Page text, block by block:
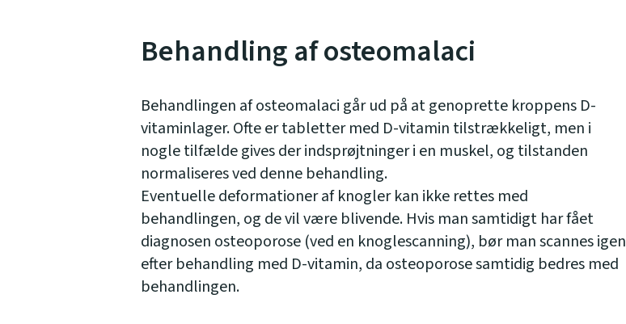
Behandling af osteomalaci
Behandlingen af osteomalaci går ud på at genoprette kroppens D-
vitaminlager. Ofte er tabletter med D-vitamin tilstrækkeligt, men i
nogle tilfælde gives der indsprøjtninger i en muskel, og tilstanden
normaliseres ved denne behandling.
Eventuelle deformationer af knogler kan ikke rettes med
behandlingen, og de vil være blivende. Hvis man samtidigt har fået
diagnosen osteoporose (ved en knoglescanning), bør man scannes igen
efter behandling med D-vitamin, da osteoporose samtidig bedres med
behandlingen.